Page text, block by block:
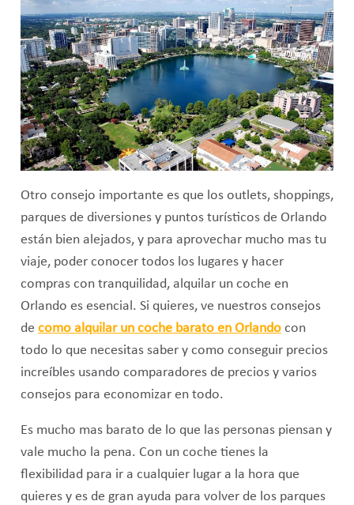
Otro consejo importante es que los outlets, shoppings,
parques de diversiones y puntos turísticos de Orlando
están bien alejados, y para aprovechar mucho mas tu
viaje, poder conocer todos los lugares y hacer
compras con tranquilidad, alquilar un coche en
Orlando es esencial. Si quieres, ve nuestros consejos
de como alquilar un coche barato en Orlandocon
todo lo que necesitas saber y como conseguir precios
increíbles usando comparadores de precios y varios
consejos para economizar en todo.
Es mucho mas barato de lo que las personas piensan y
vale mucho la pena. Con un coche tienes la
flexibilidad para ir a cualquier lugar a la hora que
quieres y es de gran ayuda para volver de los parques